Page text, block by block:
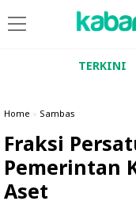
TERKINI
Home » Sambas
Fraksi
Pemerintan
Aset